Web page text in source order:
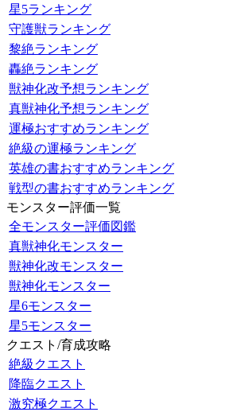
星5ランキング
守護獣ランキング
黎絶ランキング
轟絶ランキング
獣神化改予想ランキング
真獣神化予想ランキング
運極おすすめランキング
絶級の運極ランキング
英雄の書おすすめランキング
戦型の書おすすめランキング
モンスター評価一覧
全モンスター評価図鑑
真獣神化モンスター
獣神化改モンスター
獣神化モンスター
星6モンスター
星5モンスター
クエスト/育成攻略
絶級クエスト
降臨クエスト
激究極クエスト